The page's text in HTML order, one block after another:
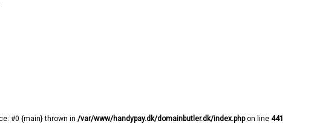
#0 {main} thrown in /var/www/handypay.dk/domainbutler.dk/index.phpon line 441